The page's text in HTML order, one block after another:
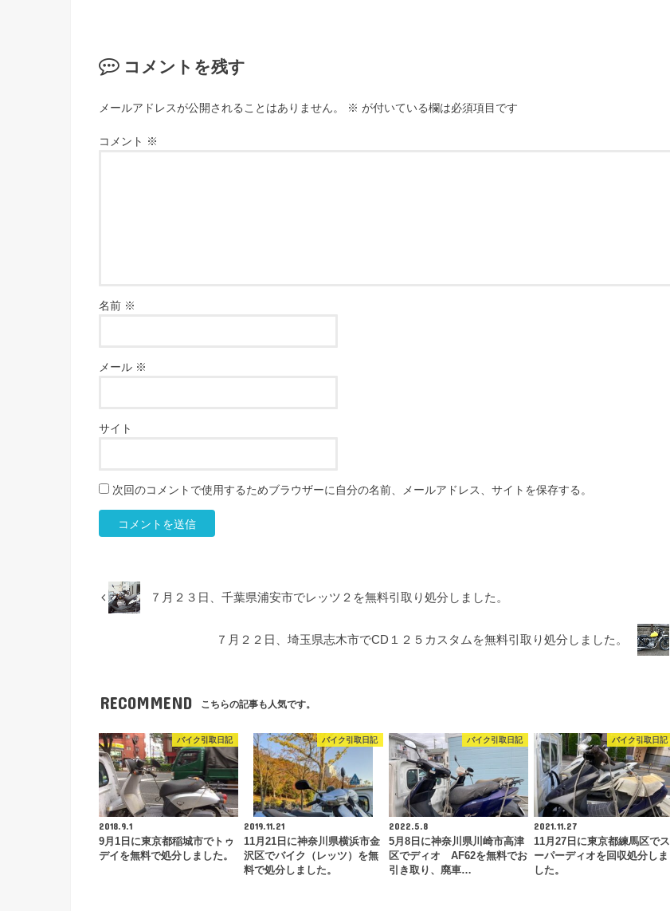
コメントを残す
メールアドレスが公開されることはありません。 ※ が付いている欄は必須項目です
コメント ※
名前 ※
メール ※
サイト
次回のコメントで使用するためブラウザーに自分の名前、メールアドレス、サイトを保存する。
７月２３日、千葉県浦安市でレッツ２を無料引取り処分しました。
７月２２日、埼玉県志木市でCD１２５カスタムを無料引取り処分しました。
RECOMMEND こちらの記事も人気です。
バイク引取日記
2018.9.1
9月1日に東京都稲城市でトゥ
デイを無料で処分しました。
バイク引取日記
2019.11.21
11月21日に神奈川県横浜市金
沢区でバイク（レッツ）を無
料で処分しました。
バイク引取日記
2022.5.8
5月8日に神奈川県川崎市高津
区でディオ AF62を無料でお
引き取り、廃車…
バイク引取日記
2021.11.27
11月27日に東京都練馬区でス
ーパーディオを回収処分しま
した。